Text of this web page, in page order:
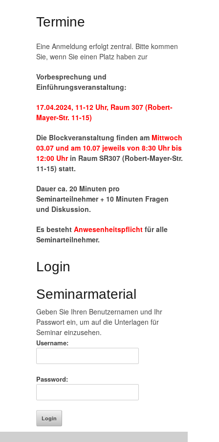
Termine
Eine Anmeldung erfolgt zentral. Bitte kommen
Sie, wenn Sie einen Platz haben zur
Vorbesprechung und
Einführungsveranstaltung:
17.04.2024, 11-12 Uhr, Raum 307 (Robert-
Mayer-Str. 11-15)
Die Blockveranstaltung finden am Mittwoch
03.07 und am 10.07 jeweils von 8:30 Uhr bis
12:00 Uhr in Raum SR307 (Robert-Mayer-Str.
11-15) statt.
Dauer ca. 20 Minuten pro
Seminarteilnehmer + 10 Minuten Fragen
und Diskussion.
Es besteht Anwesenheitspflicht für alle
Seminarteilnehmer.
Login
Seminarmaterial
Geben Sie Ihren Benutzernamen und Ihr
Passwort ein, um auf die Unterlagen für
Seminar einzusehen.
Username:
Password: